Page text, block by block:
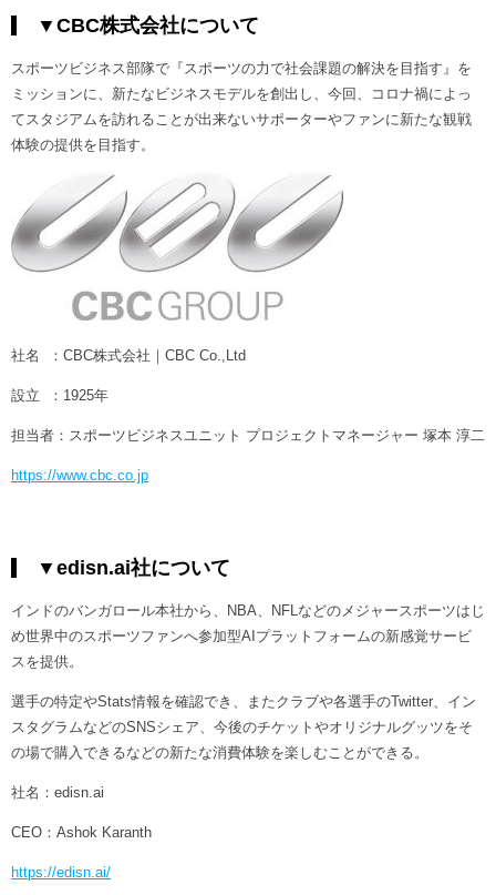
▼CBC株式会社について
スポーツビジネス部隊で『スポーツの力で社会課題の解決を目指す』を
ミッションに、新たなビジネスモデルを創出し、今回、コロナ禍によっ
てスタジアムを訪れることが出来ないサポーターやファンに新たな観戦
体験の提供を目指す。
社名 ：CBC株式会社｜CBC Co.,Ltd
設立 ：1925年
担当者：スポーツビジネスユニット プロジェクトマネージャー 塚本 淳二
https://www.cbc.co.jp
▼edisn.ai社について
インドのバンガロール本社から、NBA、NFLなどのメジャースポーツはじ
め世界中のスポーツファンへ参加型AIプラットフォームの新感覚サービ
スを提供。
選手の特定やStats情報を確認でき、またクラブや各選手のTwitter、イン
スタグラムなどのSNSシェア、今後のチケットやオリジナルグッツをそ
の場で購入できるなどの新たな消費体験を楽しむことができる。
社名：edisn.ai
CEO：Ashok Karanth
https://edisn.ai/